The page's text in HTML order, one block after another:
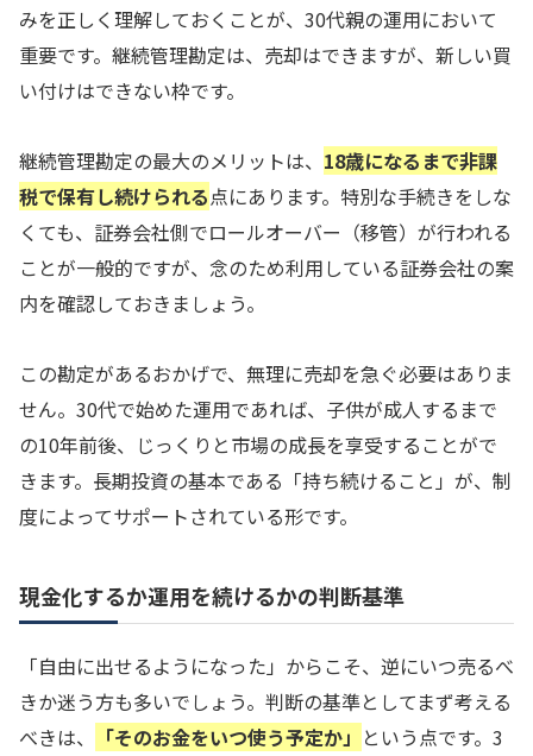
みを正しく理解しておくことが、30代親の運用において
重要です。継続管理勘定は、売却はできますが、新しい買
い付けはできない枠です。
継続管理勘定の最大のメリットは、 18歳になるまで非課
税で保有し続けられる点にあります。特別な手続きをしな
くても、証券会社側でロールオーバー（移管）が行われる
ことが一般的ですが、念のため利用している証券会社の案
内を確認しておきましょう。
この勘定があるおかげで、無理に売却を急ぐ必要はありま
せん。30代で始めた運用であれば、子供が成人するまで
の10年前後、じっくりと市場の成長を享受することがで
きます。長期投資の基本である「持ち続けること」が、制
度によってサポートされている形です。
現金化するか運用を続けるかの判断基準
「自由に出せるようになった」からこそ、逆にいつ売るべ
きか迷う方も多いでしょう。判断の基準としてまず考える
べきは、
「そのお金をいつ使う予定か」 という点です。3